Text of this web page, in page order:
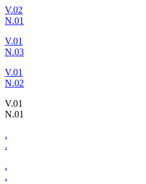
V.02
N.01
V.01
N.03
V.01
N.02
V.01
N.01
.
.
.
.